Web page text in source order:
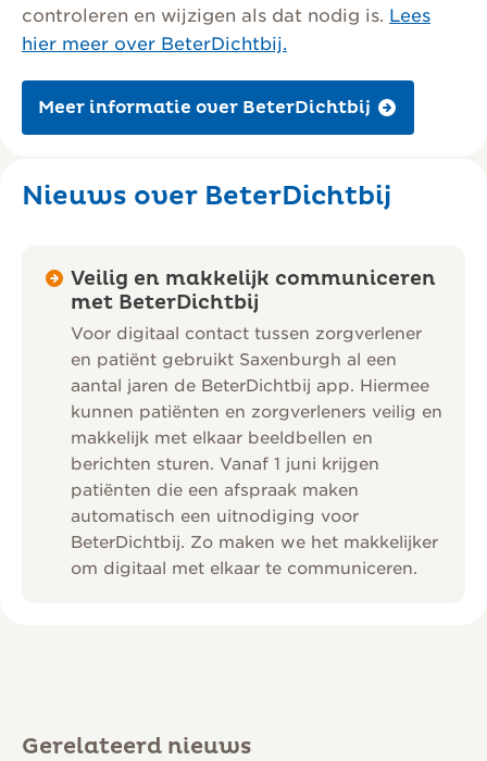
controleren en wijzigen als dat nodig is. Lees
hier meer over BeterDichtbij.
Meer informatie over BeterDichtbij
Nieuws over BeterDichtbij
Veilig en makkelijk communiceren
met BeterDichtbij
Voor digitaal contact tussen zorgverlener
en patiënt gebruikt Saxenburgh al een
aantal jaren de BeterDichtbij app. Hiermee
kunnen patiënten en zorgverleners veilig en
makkelijk met elkaar beeldbellen en
berichten sturen. Vanaf 1 juni krijgen
patiënten die een afspraak maken
automatisch een uitnodiging voor
BeterDichtbij. Zo maken we het makkelijker
om digitaal met elkaar te communiceren.
Gerelateerd nieuws